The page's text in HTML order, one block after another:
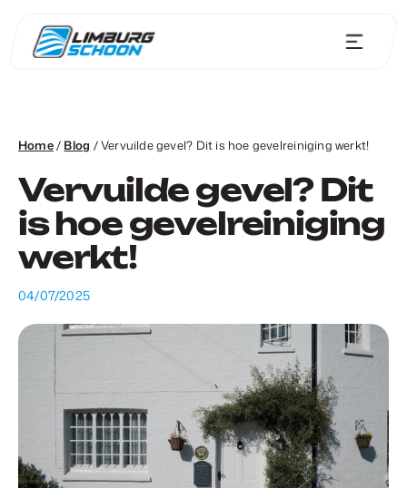
Home/ Blog /Vervuilde gevel? Dit is hoe gevelreiniging werkt!
Vervuilde gevel? Dit
is hoe gevelreiniging
werkt!
04/07/2025